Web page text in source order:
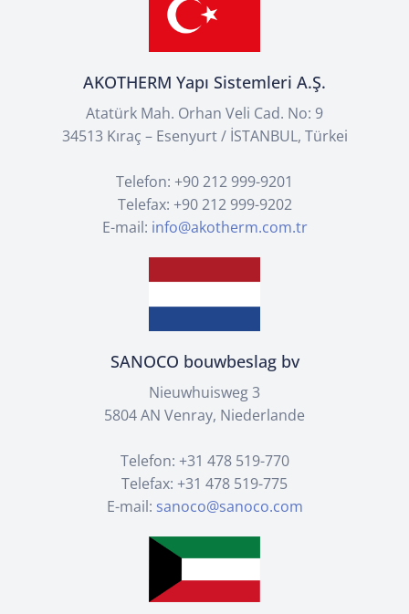
AKOTHERM Yapı Sistemleri A.Ş.
Atatürk Mah. Orhan Veli Cad. No: 9
34513 Kıraç – Esenyurt / İSTANBUL, Türkei
Telefon: +90 212 999-9201
Telefax: +90 212 999-9202
E-mail: info@akotherm.com.tr
SANOCO bouwbeslag bv
Nieuwhuisweg 3
5804 AN Venray, Niederlande
Telefon: +31 478 519-770
Telefax: +31 478 519-775
E-mail: sanoco@sanoco.com